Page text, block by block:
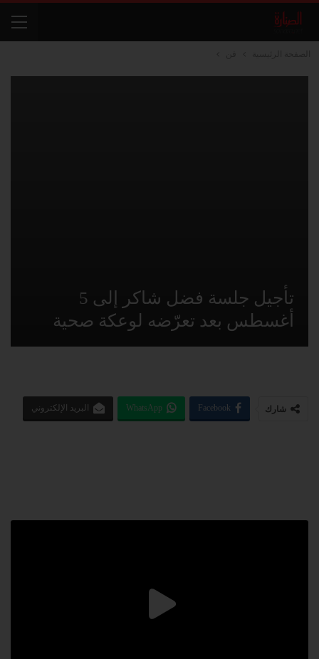
تأجيل جلسة فضل شاكر إلى 5
أغسطس بعد تعرّضه لوعكة صحية
شارك Facebook
WhatsApp البريد الإلكتروني